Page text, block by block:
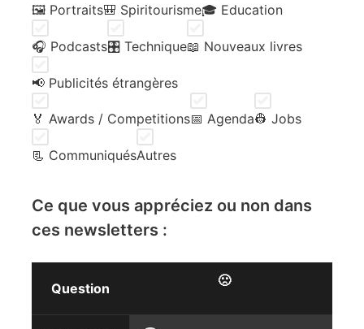
🖼️ Portraits🎒 Spiritourisme🎓 Education
🎧 Podcasts🎛️ Technique📖 Nouveaux livres
📢 Publicités étrangères
🏅 Awards / Competitions📅 Agenda👷 Jobs
📃 CommuniquésAutres
Ce que vous appréciez ou non dans
ces newsletters :
Question 🙁